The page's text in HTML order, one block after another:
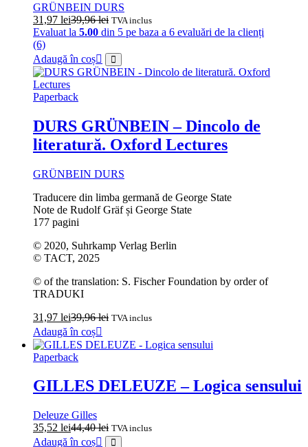
GRÜNBEIN DURS
31,97 lei39,96lei TVA inclus
Evaluat la 5.00 din 5 pe baza a 6 evaluări de la clienți
(6)
Adaugă în coș
Paperback
DURS GRÜNBEIN – Dincolo de
literatură. Oxford Lectures
GRÜNBEIN DURS
Traducere din limba germană de George State
Note de Rudolf Gräf și George State
177 pagini
© 2020, Suhrkamp Verlag Berlin
© TACT, 2025
© of the translation: S. Fischer Foundation by order of
TRADUKI
31,97 lei39,96lei TVA inclus
Adaugă în coș
Paperback
GILLES DELEUZE – Logica sensului
Deleuze Gilles
35,52 lei44,40lei TVA inclus
Adaugă în coș